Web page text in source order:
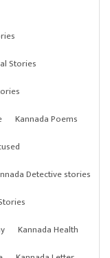
Stories
Kannada Poems
Detective stories
Kannada Health